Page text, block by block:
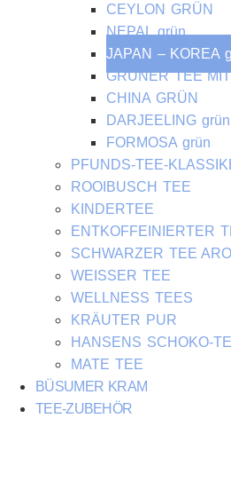
CEYLON GRÜN
NEPAL grün
JAPAN – KOREA
GRÜNER TEE
CHINA GRÜN
DARJEELING grün
FORMOSA grün
PFUNDS-TEE-
ROOIBUSCH TEE
KINDERTEE
ENTKOFFEINIERTER
SCHWARZER TEE
WEISSER TEE
WELLNESS TEES
KRÄUTER PUR
HANSENS SCHOKO-
MATE TEE
BÜSUMER KRAM
TEE-ZUBEHÖR